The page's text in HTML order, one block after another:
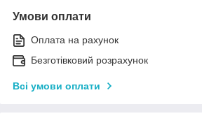
Умови оплати
Оплата на рахунок
Безготівковий розрахунок
Всі умови оплати